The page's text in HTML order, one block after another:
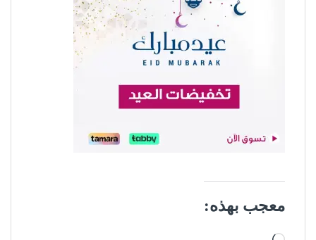
معجب بهذه:
جاري التحميل…